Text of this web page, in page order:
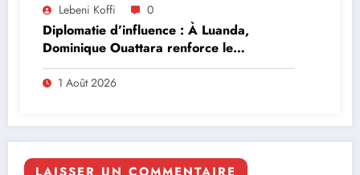
Lebeni Koffi 0
Diplomatie d’influence : À Luanda,
Dominique Ouattara renforce le
leadership solidaire de la Côte d’Ivoire en
Afrique
1 Août 2026